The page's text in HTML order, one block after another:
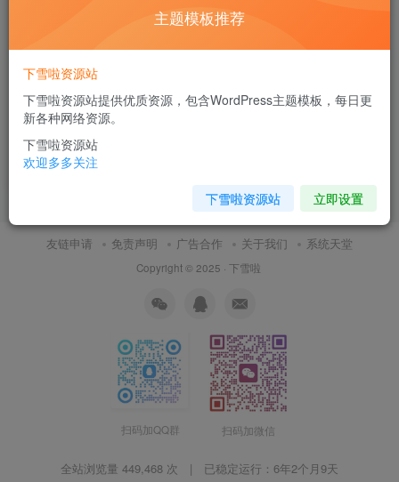
11张高清商务团队人物PPT图
片
PPT背景图片
7月19日 11:02
友链申请 免责声明 广告合作 关于我们 系统天堂
Copyright © 2025 · 下雪啦
扫码加QQ群 扫码加微信
全站浏览量 449,468 次 | 已稳定运行： 6年2个月9天
主题模板推荐
下雪啦资源站
下雪啦资源站提供优质资源，包含WordPress主题模板，每日更
新各种网络资源。
下雪啦资源站
欢迎多多关注
下雪啦资源站 立即设置